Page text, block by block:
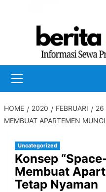
Menu
HOME 2020 FEBRUARI 26
MEMBUAT APARTEMEN
Uncategorized
Konsep
Membuat
Tetap Nyaman